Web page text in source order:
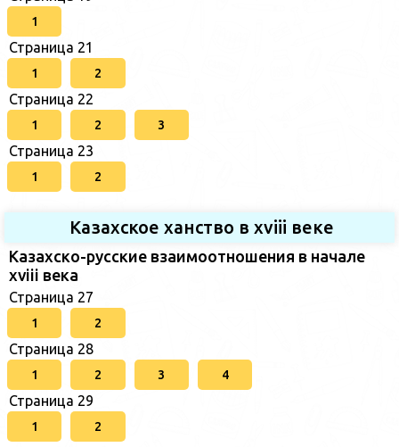
1
Страница 21
1 2
Страница 22
1 2 3
Страница 23
1 2
Казахское ханство в хviii веке
Казахско-русские взаимоотношения в начале
xviii века
Страница 27
1 2
Страница 28
1 2 3 4
Страница 29
1 2